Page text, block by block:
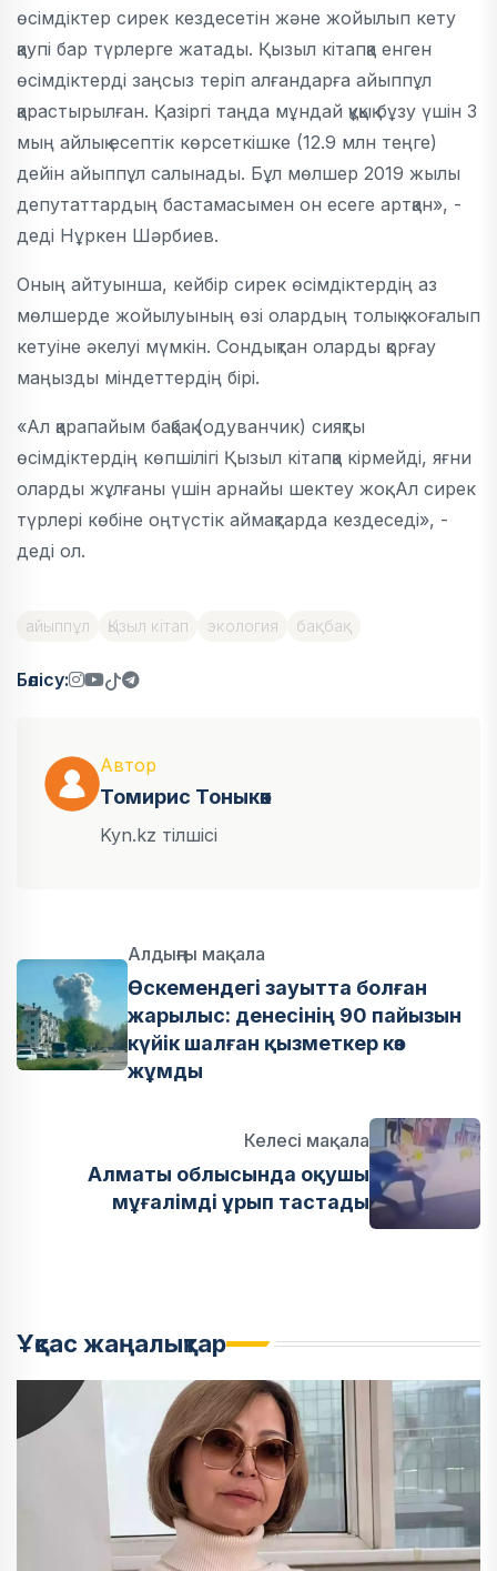
өсімдіктер сирек кездесетін және жойылып кету
қаупі бар түрлерге жатады. Қызыл кітапқа енген
өсімдіктерді заңсыз теріп алғандарға айыппұл
қарастырылған. Қазіргі таңда мұндай құқық бұзу үшін 3
мың айлық есептік көрсеткішке (12.9 млн теңге)
дейін айыппұл салынады. Бұл мөлшер 2019 жылы
депутаттардың бастамасымен он есеге артқан», -
деді Нұркен Шәрбиев.
Оның айтуынша, кейбір сирек өсімдіктердің аз
мөлшерде жойылуының өзі олардың толық жоғалып
кетуіне әкелуі мүмкін. Сондықтан оларды қорғау
маңызды міндеттердің бірі.
«Ал қарапайым бақбақ (одуванчик) сияқты
өсімдіктердің көпшілігі Қызыл кітапқа кірмейді, яғни
оларды жұлғаны үшін арнайы шектеу жоқ. Ал сирек
түрлері көбіне оңтүстік аймақтарда кездеседі», -
деді ол.
айыппұл Қызыл кітап экология бақбақ
Бөлісу:
Автор
Томирис Тоныкөк
Kyn.kz тілшісі
Алдыңғы мақала
Өскемендегі зауытта болған
жарылыс: денесінің 90 пайызын
күйік шалған қызметкер көз
жұмды
Келесі мақала
Алматы облысында оқушы
мұғалімді ұрып тастады
Ұқсас жаңалықтар